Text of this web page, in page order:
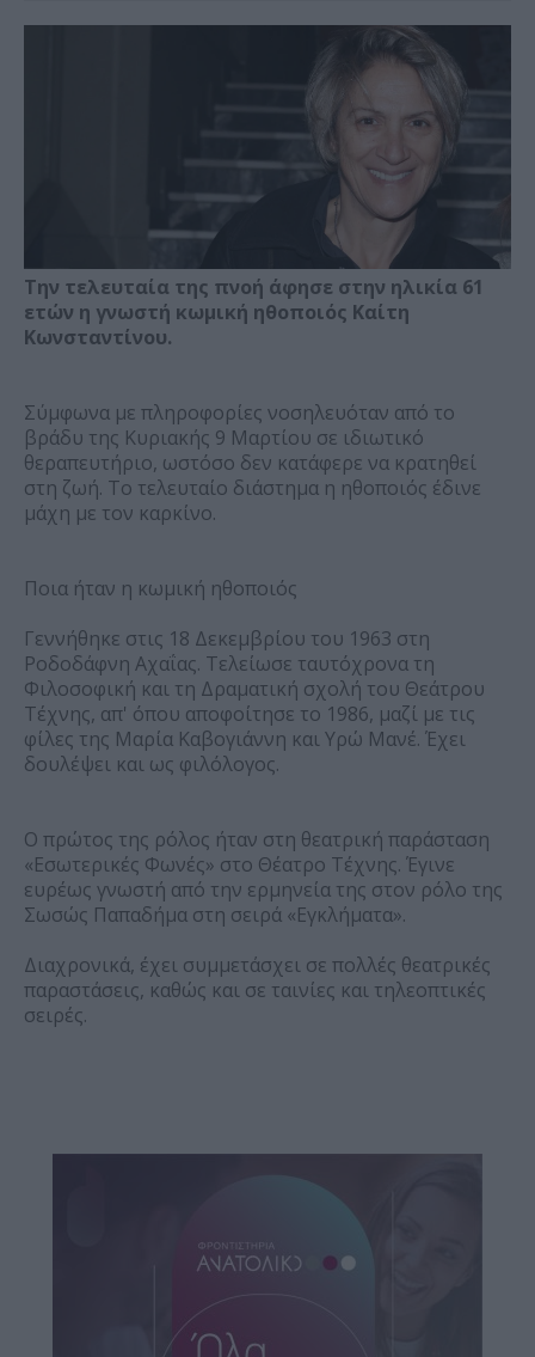
Την τελευταία της πνοή άφησε στην ηλικία 61
ετών η γνωστή κωμική ηθοποιός Καίτη
Κωνσταντίνου.
Σύμφωνα με πληροφορίες νοσηλευόταν από το
βράδυ της Κυριακής 9 Μαρτίου σε ιδιωτικό
θεραπευτήριο, ωστόσο δεν κατάφερε να κρατηθεί
στη ζωή. Το τελευταίο διάστημα η ηθοποιός έδινε
μάχη με τον καρκίνο.
Ποια ήταν η κωμική ηθοποιός
Γεννήθηκε στις 18 Δεκεμβρίου του 1963 στη
Ροδοδάφνη Αχαΐας. Τελείωσε ταυτόχρονα τη
Φιλοσοφική και τη Δραματική σχολή του Θεάτρου
Τέχνης, απ' όπου αποφοίτησε το 1986, μαζί με τις
φίλες της Μαρία Καβογιάννη και Υρώ Μανέ. Έχει
δουλέψει και ως φιλόλογος.
Ο πρώτος της ρόλος ήταν στη θεατρική παράσταση
«Εσωτερικές Φωνές» στο Θέατρο Τέχνης. Έγινε
ευρέως γνωστή από την ερμηνεία της στον ρόλο της
Σωσώς Παπαδήμα στη σειρά «Εγκλήματα».
Διαχρονικά, έχει συμμετάσχει σε πολλές θεατρικές
παραστάσεις, καθώς και σε ταινίες και τηλεοπτικές
σειρές.